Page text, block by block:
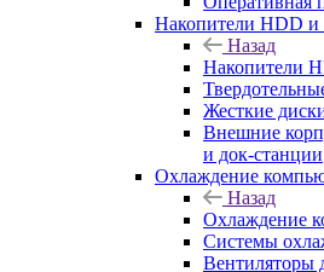
Накопители HDD и
Назад
Накопители
Жесткие
Внешние
и док-станции
Охлаждение
Назад
Охлаждение
Системы
Вентиляторы